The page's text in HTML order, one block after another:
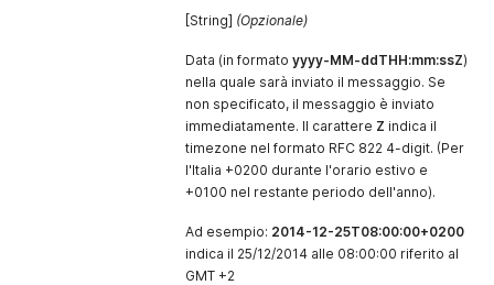
[String] (Opzionale)
Data (in formato yyyy-MM-ddTHH:mm:ssZ)
nella quale sarà inviato il messaggio. Se
non specificato, il messaggio è inviato
immediatamente. Il carattere Z indica il
timezone nel formato RFC 822 4-digit. (Per
l'Italia +0200 durante l'orario estivo e
+0100 nel restante periodo dell'anno).
Ad esempio: 2014-12-25T08:00:00+0200
indica il 25/12/2014 alle 08:00:00 riferito al
GMT +2